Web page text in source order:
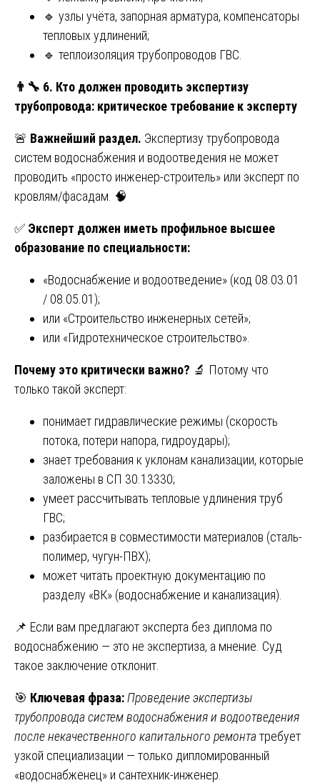
🔹 узлы учёта, запорная арматура, компенсаторы
тепловых удлинений;
🔹 теплоизоляция трубопроводов ГВС.
👨 6. Кто должен проводить экспертизу
трубопровода: критическое требование к эксперту
🚨 Важнейший раздел. Экспертизу трубопровода
систем водоснабжения и водоотведения не может
проводить «просто инженер-строитель» или эксперт по
кровлям/фасадам. 🧠
✅ Эксперт должен иметь профильное высшее
образование по специальности:
«Водоснабжение и водоотведение» (код 08.03.01
/ 08.05.01);
или «Строительство инженерных сетей»;
или «Гидротехническое строительство».
Почему это критически важно? 🔬 Потому что
только такой эксперт:
понимает гидравлические режимы (скорость
потока, потери напора, гидроудары);
знает требования к уклонам канализации, которые
заложены в СП 30.13330;
умеет рассчитывать тепловые удлинения труб
ГВС;
разбирается в совместимости материалов (сталь-
полимер, чугун-ПВХ);
может читать проектную документацию по
разделу «ВК» (водоснабжение и канализация).
📌 Если вам предлагают эксперта без диплома по
водоснабжению — это не экспертиза, а мнение. Суд
такое заключение отклонит.
🎯 Ключевая фраза:Проведение экспертизы
трубопровода систем водоснабжения и водоотведения
после некачественного капитального ремонтатребует
узкой специализации — только дипломированный
«водоснабженец» и сантехник-инженер.